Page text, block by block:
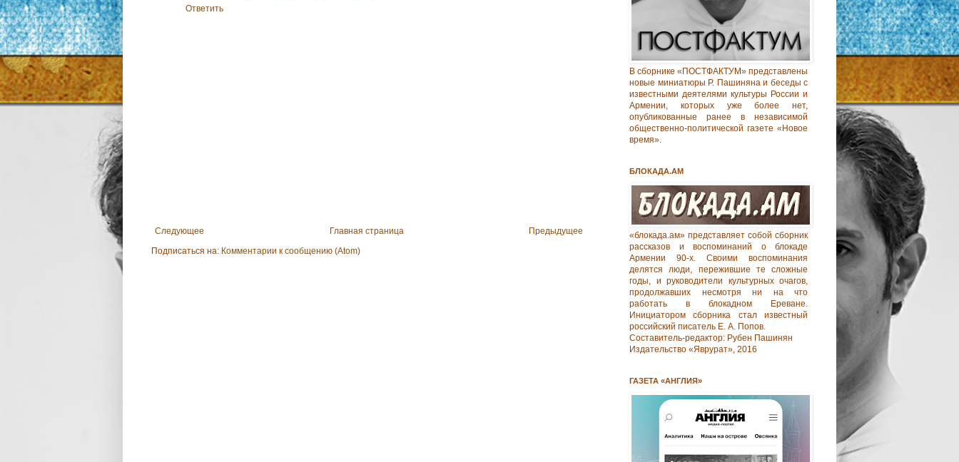
Ответить
Следующее Предыдущее
Главная страница
Подписаться на: Комментарии к сообщению (Atom)
В сборнике «ПОСТФАКТУМ» представлены
новые миниатюры Р. Пашиняна и беседы с
известными деятелями культуры России и
Армении, которых уже более нет,
опубликованные ранее в независимой
общественно-политической газете «Новое
время».
БЛОКАДА.АМ
«блокада.ам» представляет собой сборник
рассказов и воспоминаний о блокаде
Армении 90-х. Своими воспоминания
делятся люди, пережившие те сложные
годы, и руководители культурных очагов,
продолжавших несмотря ни на что
работать в блокадном Ереване.
Инициатором сборника стал известный
российский писатель Е. А. Попов.
Составитель-редактор: Рубен Пашинян
Издательство «Яврурат», 2016
ГАЗЕТА «АНГЛИЯ»